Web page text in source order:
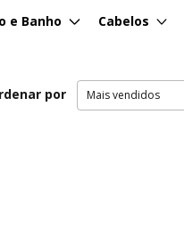
e Banho Cabelos
por